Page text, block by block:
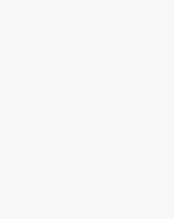
byggnadsverk och